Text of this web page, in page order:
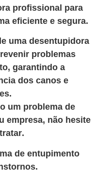
profissional para
eficiente e segura.
uma desentupidora
problemas
garantindo a
dos canos e
um problema de
empresa, não hesite
.
de entupimento